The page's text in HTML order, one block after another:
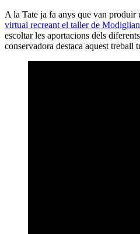
A la Tate ja fa anys que van produir
virtual recreant el taller de
escoltar les aportacions dels
conservadora destaca aquest treball